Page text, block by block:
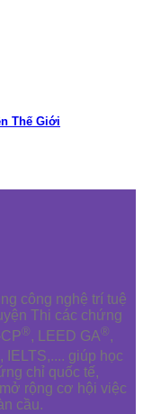
Thế Giới
công nghệ trí tuệ
Thi các chứng
®, LEED GA®,
, IELTS,.... giúp học
chỉ quốc tế,
rộng cơ hội việc
cầu.